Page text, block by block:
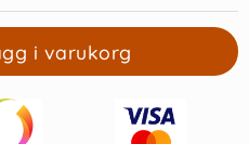
i varukorg